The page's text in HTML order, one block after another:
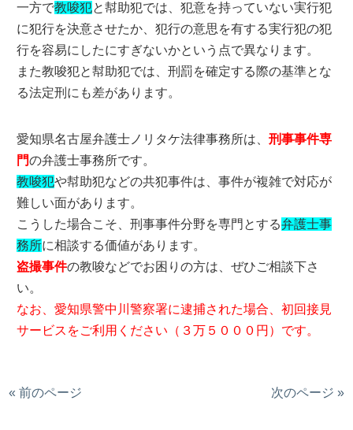
一方で教唆犯と幇助犯では、犯意を持っていない実行犯
に犯行を決意させたか、犯行の意思を有する実行犯の犯
行を容易にしたにすぎないかという点で異なります。
また教唆犯と幇助犯では、刑罰を確定する際の基準とな
る法定刑にも差があります。
愛知県名古屋弁護士ノリタケ法律事務所は、刑事事件専
門の弁護士事務所です。
教唆犯や幇助犯などの共犯事件は、事件が複雑で対応が
難しい面があります。
こうした場合こそ、刑事事件分野を専門とする弁護士事
務所に相談する価値があります。
盗撮事件の教唆などでお困りの方は、ぜひご相談下さ
い。
なお、愛知県警中川警察署に逮捕された場合、初回接見
サービスをご利用ください（３万５０００円）です。
« 前のページ 次のページ »